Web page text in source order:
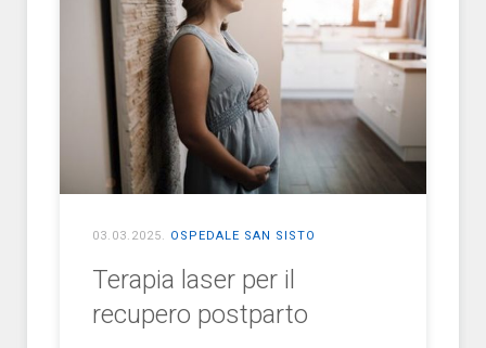
03.03.2025. OSPEDALE SAN SISTO
Terapia laser per il
recupero postparto